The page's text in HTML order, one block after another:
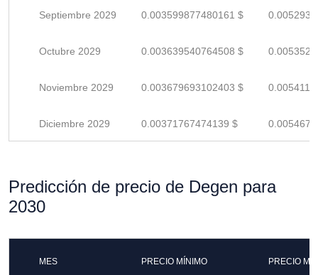
Septiembre 2029 0.003599877480161 $
Octubre 2029 0.003639540764508 $
Noviembre 2029 0.003679693102403 $
Diciembre 2029 0.00371767474139 $
Predicción de precio de Degen para
2030
MES PRECIO MÍNIMO PRECIO